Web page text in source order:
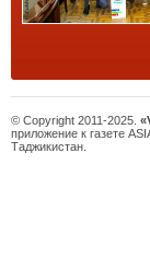
© Copyright 2011-2025.
приложение к газете
Таджикистан.